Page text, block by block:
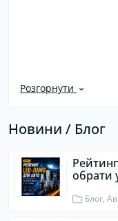
Розгорнути
Новини / Блог
обрати
Блог,